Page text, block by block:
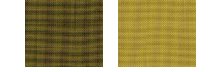
De Ploeg –
Atlas: 62
De Ploeg –
Atlas: 66